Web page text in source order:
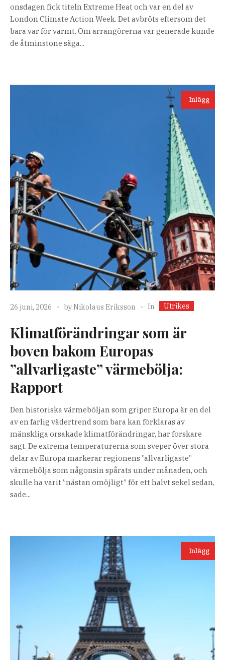
onsdagen fick titeln Extreme Heat och var en del av
London Climate Action Week. Det avbröts eftersom det
bara var för varmt. Om arrangörerna var generade kunde
de åtminstone säga...
Inlägg
26 juni, 2026 byNikolaus Eriksson In Utrikes
Klimatförändringar som är
boven bakom Europas
”allvarligaste” värmebölja:
Rapport
Den historiska värmeböljan som griper Europa är en del
av en farlig vädertrend som bara kan förklaras av
mänskliga orsakade klimatförändringar, har forskare
sagt. De extrema temperaturerna som sveper över stora
delar av Europa markerar regionens ”allvarligaste”
värmebölja som någonsin spårats under månaden, och
skulle ha varit ”nästan omöjligt” för ett halvt sekel sedan,
sade...
Inlägg